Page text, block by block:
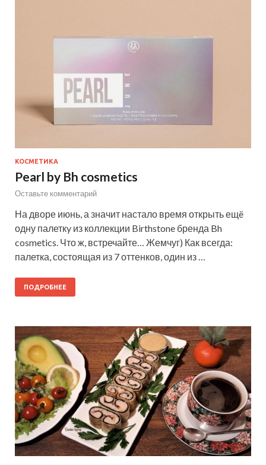
КОСМЕТИКА
Pearl by Bh cosmetics
Оставьте комментарий
На дворе июнь, а значит настало время открыть ещë
одну палеткy из коллекции Birthstone бренда Bh
cosmetics. Что ж, встречайте… Жемчуг) Как всегда:
палетка, состоящая из 7 оттенков, один из …
ПОДРОБНЕЕ